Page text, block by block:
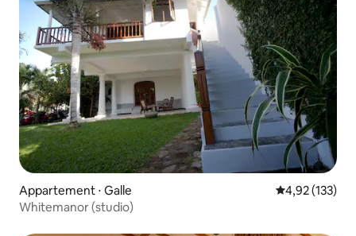
Appartement ⋅ Galle Évaluation
4,92 (133)
Whitemanor (studio)